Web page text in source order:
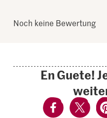
Noch keine Bewertung
En Guete!